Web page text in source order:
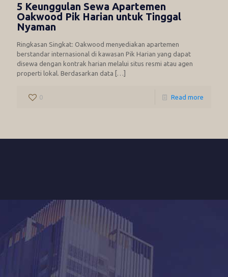
5 Keunggulan Sewa Apartemen
Oakwood Pik Harian untuk Tinggal
Nyaman
Ringkasan Singkat: Oakwood menyediakan apartemen
berstandar internasional di kawasan Pik Harian yang dapat
disewa dengan kontrak harian melalui situs resmi atau agen
properti lokal. Berdasarkan data […]
0 Read more